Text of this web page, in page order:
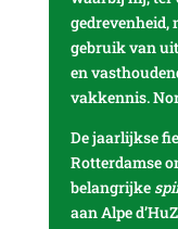
gedrevenheid,
gebruik van
en
vakkennis.
De jaarlijkse
Rotterdamse
belangrijke
aan Alpe